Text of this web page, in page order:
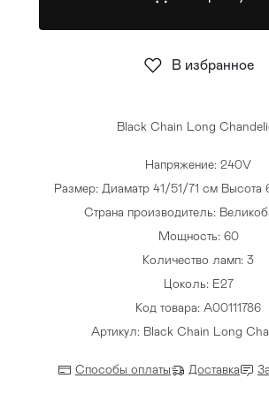
Стулья >
Black Chain Long
Напряжение: 240V
Размер: Диаматр 41/51/71 см
Страна производитель:
Мощность: 60
Количество ламп: 3
Цоколь: E27
Код товара: A00111786
Артикул: Black Chain Long
Способы оплаты Доставка
В избранное